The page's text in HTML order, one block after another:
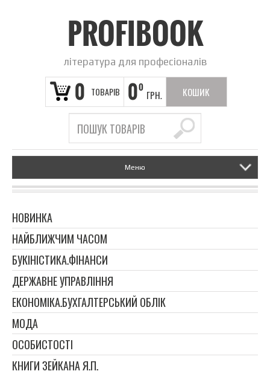
PROFIBOOK
література для професіоналів
0 ТОВАРІВ 00
ГРН. КОШИК
ПОРОЖНІЙ
Меню
НОВИНКА
НАЙБЛИЖЧИМ ЧАСОМ
БУКІНІСТИКА.ФІНАНСИ
ДЕРЖАВНЕ УПРАВЛІННЯ
ЕКОНОМІКА.БУХГАЛТЕРСЬКИЙ ОБЛІК
МОДА
ОСОБИСТОСТІ
КНИГИ ЗЕЙКАНА Я.П.